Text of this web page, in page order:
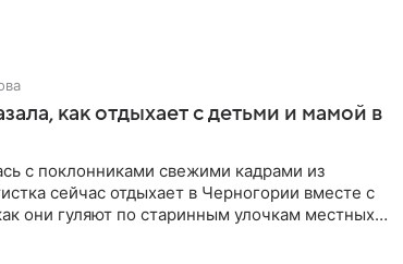
как отдыхает с детьми и мамой в
с поклонниками свежими кадрами из
сейчас отдыхает в Черногории вместе с
они гуляют по старинным улочкам местных